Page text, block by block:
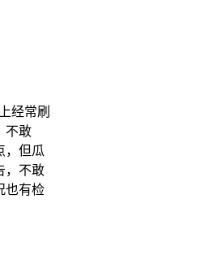
经常刷
不敢
，但瓜
，不敢
也有检